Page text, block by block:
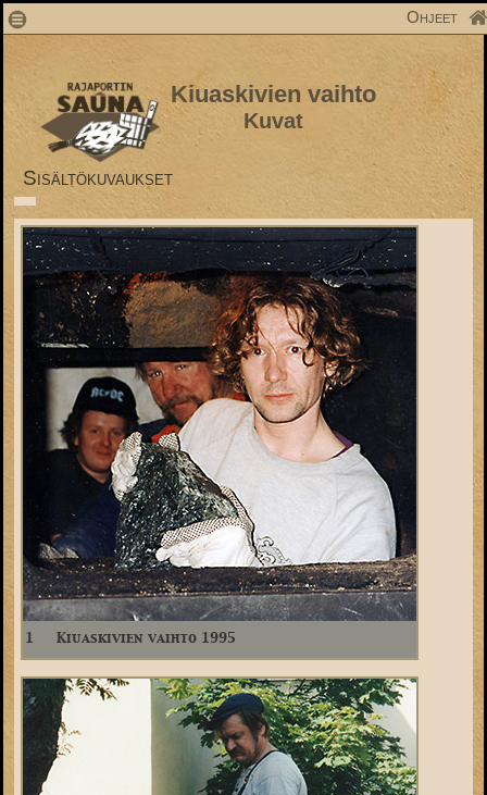
1 Ohjeet
Kiuaskivien vaihto
Kuvat
Sisältökuvaukset
1 Kiuaskivien vaihto 1995